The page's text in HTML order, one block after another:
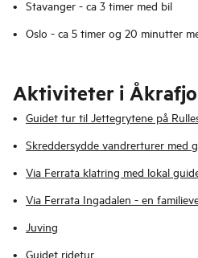
Stavanger - ca 3 timer med bil
Oslo - ca 5 timer og 20 minutter
Aktiviteter i
Guidet tur til Jettegrytene på
Skreddersydde vandrerturer med
Via Ferrata klatring med lokal
Via Ferrata Ingadalen - en
Juving
Guidet ridetur